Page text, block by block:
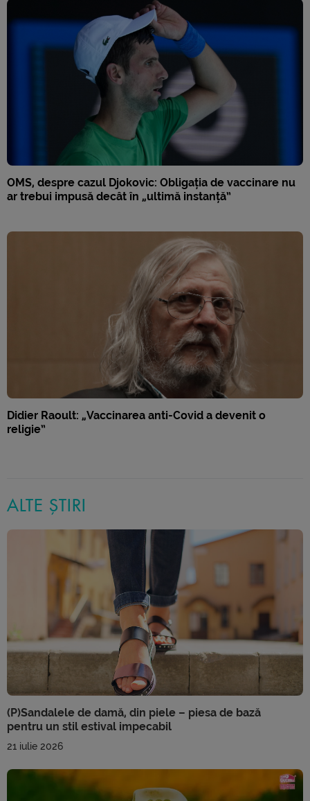
OMS, despre cazul Djokovic: Obligația de vaccinare nu
ar trebui impusă decât în „ultimă instanță”
Didier Raoult: „Vaccinarea anti-Covid a devenit o
religie”
ALTE ȘTIRI
(P)Sandalele de damă, din piele – piesa de bază
pentru un stil estival impecabil
21 iulie 2026